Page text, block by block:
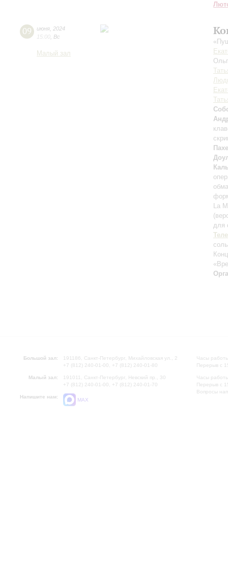
09 июня 2024
15:00 Вс
Малый зал
La
для
Большой зал:
191186, Санкт-Петербург, Михайловская ул., 2
+7 (812) 240-01-00, +7 (812) 240-01-80
Малый зал:
191011, Санкт-Петербург, Невский пр., 30
+7 (812) 240-01-00, +7 (812) 240-01-70
Напишите нам:
MAX
Часы
Перерыв с
Часы
Перерыв с
Вопросы